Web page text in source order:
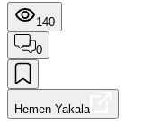
140
0
Hemen Yakala